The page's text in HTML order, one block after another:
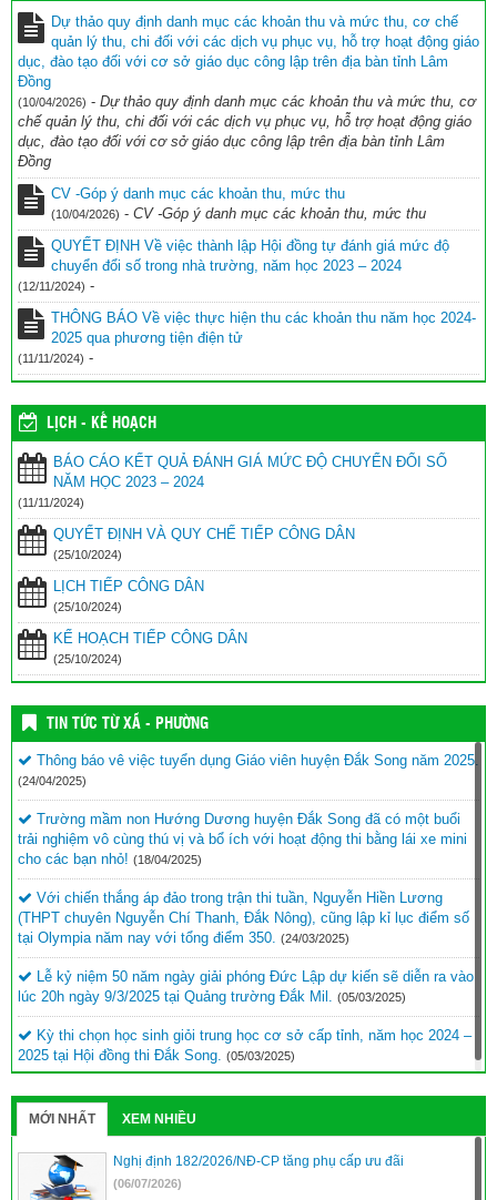
BIÊN BẢN Tự đánh giá mức độ chuyển đổi số trong nhà trường
Năm học 2023 – 2024 (11/11/2024)
BÁO CÁO KẾT QUẢ ĐÁNH GIÁ MỨC ĐỘ CHUYỂN ĐỔI SỐ NĂM
HỌC 2023 – 2024 (11/11/2024)
Dự thảo quy định danh mục các khoản thu và mức thu, cơ chế
quản lý thu, chi đối với các dịch vụ phục vụ, hỗ trợ hoạt động giáo
dục, đào tạo đối với cơ sở giáo dục công lập trên địa bàn tỉnh Lâm
Đồng
(10/04/2026) - Dự thảo quy định danh mục các khoản thu và mức thu, cơ
chế quản lý thu, chi đối với các dịch vụ phục vụ, hỗ trợ hoạt động giáo
dục, đào tạo đối với cơ sở giáo dục công lập trên địa bàn tỉnh Lâm
Đồng
CV -Góp ý danh mục các khoản thu, mức thu
(10/04/2026) - CV -Góp ý danh mục các khoản thu, mức thu
QUYẾT ĐỊNH Về việc thành lập Hội đồng tự đánh giá mức độ
chuyển đổi số trong nhà trường, năm học 2023 – 2024
(12/11/2024) -
THÔNG BÁO Về việc thực hiện thu các khoản thu năm học 2024-
2025 qua phương tiện điện tử
(11/11/2024) -
LỊCH - KẾ HOẠCH
BÁO CÁO KẾT QUẢ ĐÁNH GIÁ MỨC ĐỘ CHUYỂN ĐỔI SỐ
NĂM HỌC 2023 – 2024
(11/11/2024)
QUYẾT ĐỊNH VÀ QUY CHẾ TIẾP CÔNG DÂN
(25/10/2024)
LỊCH TIẾP CÔNG DÂN
(25/10/2024)
KẾ HOẠCH TIẾP CÔNG DÂN
(25/10/2024)
TIN TỨC TỪ XÃ - PHƯỜNG
Thông báo vê việc tuyển dụng Giáo viên huyện Đắk Song năm 2025.
(24/04/2025)
Trường mầm non Hướng Dương huyện Đắk Song đã có một buổi
trải nghiệm vô cùng thú vị và bổ ích với hoạt động thi bằng lái xe mini
cho các bạn nhỏ! (18/04/2025)
Với chiến thắng áp đảo trong trận thi tuần, Nguyễn Hiền Lương
(THPT chuyên Nguyễn Chí Thanh, Đắk Nông), cũng lập kỉ lục điểm số
tại Olympia năm nay với tổng điểm 350.
(24/03/2025)
Lễ kỷ niệm 50 năm ngày giải phóng Đức Lập dự kiến sẽ diễn ra vào
lúc 20h ngày 9/3/2025 tại Quảng trường Đắk Mil.
(05/03/2025)
Kỳ thi chọn học sinh giỏi trung học cơ sở cấp tỉnh, năm học 2024 –
2025 tại Hội đồng thi Đắk Song.
(05/03/2025)
MỚI NHẤT XEM NHIỀU
Nghị định 182/2026/NĐ-CP tăng phụ cấp ưu đãi
(06/07/2026)